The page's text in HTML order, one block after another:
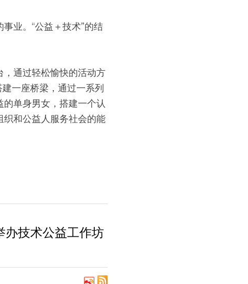
业。“公益＋技术”的结
通过轻松愉快的活动方
一座桥梁，通过一系列
单身男女，搭建一个认
和公益人服务社会的能
办技术公益工作坊